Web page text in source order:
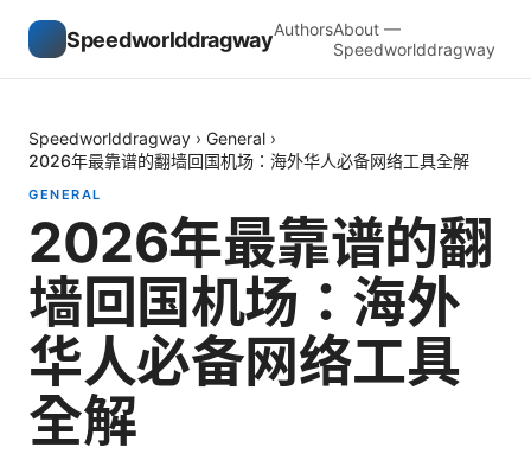
SpeedworlddragwayAuthorsAbout —
Speedworlddragway
Speedworlddragway › General ›
2026年最靠谱的翻墙回国机场：海外华人必备网络工具全解
GENERAL
2026年最靠谱的翻
墙回国机场：海外
华人必备网络工具
全解